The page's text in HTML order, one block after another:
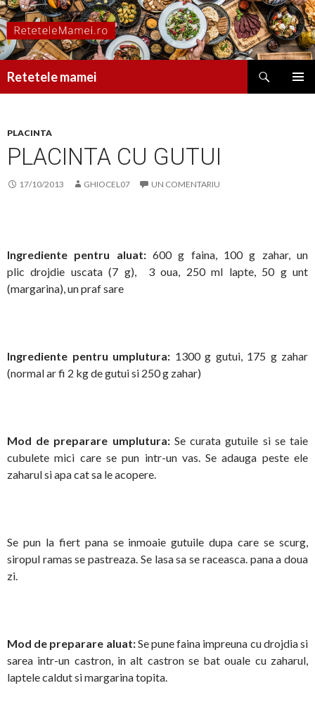
Retetele mamei
PLACINTA
PLACINTA CU GUTUI
17/10/2013 GHIOCEL07 UN COMENTARIU
Ingrediente pentru aluat:600 g faina, 100 g zahar, un
plic drojdie uscata (7 g), 3 oua, 250 ml lapte, 50 g unt
(margarina), un praf sare
Ingrediente pentru umplutura: 1300 g gutui, 175 g zahar
(normal ar fi 2 kg de gutui si 250 g zahar)
Mod de preparare umplutura:Se curata gutuile si se taie
cubulete mici care se pun intr-un vas. Se adauga peste ele
zaharul si apa cat sa le acopere.
Se pun la fiert pana se inmoaie gutuile dupa care se scurg,
siropul ramas se pastreaza. Se lasa sa se raceasca. pana a doua
zi.
Mod de preparare aluat:Se punefaina impreuna cu drojdia si
sarea intr-un castron, in alt castron se bat ouale cu zaharul,
laptele caldut si margarina topita.